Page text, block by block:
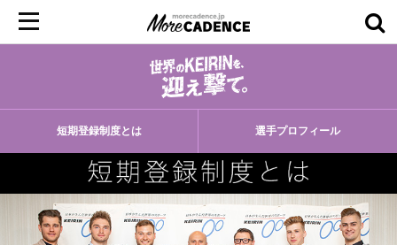
短期登録制度とは 選手プロフィール